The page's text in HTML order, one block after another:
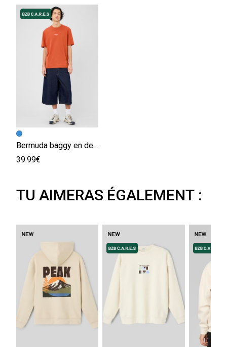
Bermuda baggy en denim
39.99€
TU AIMERAS ÉGALEMENT :